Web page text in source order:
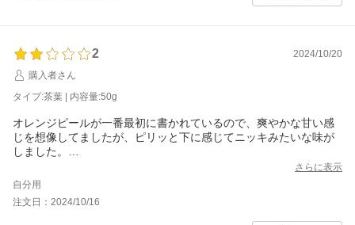
2
2024/10/20
購入者さん
タイプ:茶葉 | 内容量:50g
オレンジピールが一番最初に書かれているので、爽やかな甘い感
じを想像してましたが、ピリッと下に感じてニッキみたいな味が
しました。
私には合わないかな。
さらに表示
自分用
注文日：2024/10/16